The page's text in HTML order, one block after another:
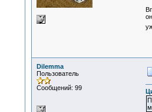
Dilemma
Пользователь
Сообщений: 99